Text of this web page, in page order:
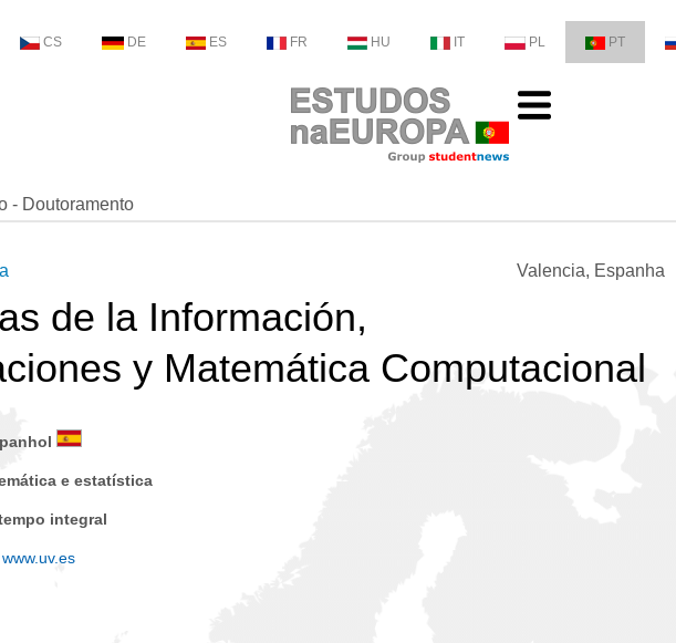
CS DE ES FR HU IT PL PT
- Doutoramento
Valencia, Espanha
de la Información,
y Matemática Computacional
e estatística
integral
www.uv.es